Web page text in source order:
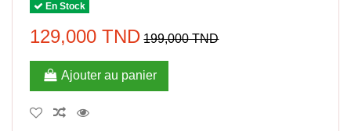
En Stock
129,000 TND 199,000 TND
Ajouter au panier